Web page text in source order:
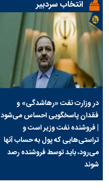
انتخاب سردبیر
در وزارت نفت «رهاشدگی» و
فقدان پاسخگویی احساس می‌شود
| فروشنده نفت وزیر است و
تراستی‌هایی که پول به حساب آنها
می‌رود، باید توسط فروشنده رصد
شوند